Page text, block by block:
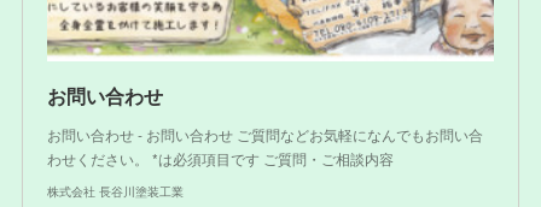
お問い合わせ
お問い合わせ - お問い合わせ ご質問などお気軽になんでもお問い合
わせください。 *は必須項目です ご質問・ご相談内容
株式会社 長谷川塗装工業